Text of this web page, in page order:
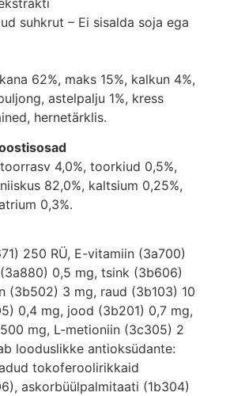
suhkrut – Ei sisalda soja ega
62%, maks 15%, kalkun 4%,
astelpalju 1%, kress
hernetärklis.
4,0%, toorkiud 0,5%,
82,0%, kaltsium 0,25%,
0,3%.
250 RÜ, E-vitamiin (3a700)
0,5 mg, tsink (3b606)
(3b502) 3 mg, raud (3b103) 10
0,4 mg, jood (3b201) 0,7 mg,
mg, L-metioniin (3c305) 2
looduslikke antioksüdante:
tokoferoolirikkaid
askorbüülpalmitaati (1b304)